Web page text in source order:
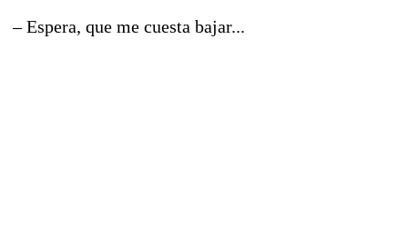
– Espera, que me cuesta bajar...